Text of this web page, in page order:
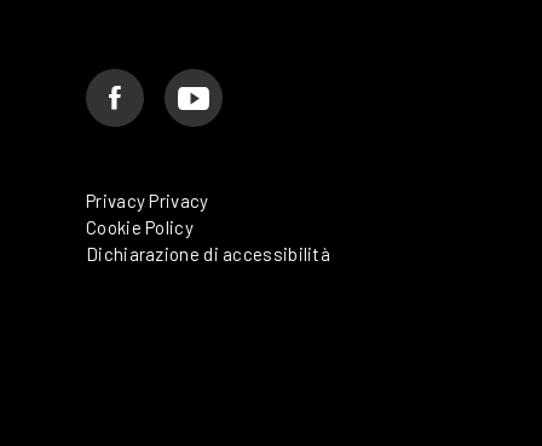
Privacy Privacy
Cookie Policy
Dichiarazione di accessibilità